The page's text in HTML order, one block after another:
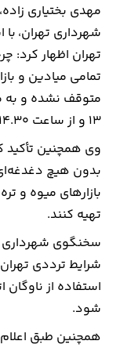
اقتصاد
ایران
ارتباطات
خودرو
عمومی
نوتیف
مهدی بختیاری
شهرداری تهران، با
تهران اظهار کرد:
تمامی میادین و
۱۳ و از ساعت ۱۴.۳۰ تا ۱۹ این مراکز فعال هستند.
وی همچنین تأکید
بدون هیچ
بازارهای میوه و
تهیه کنند.
سخنگوی شهرداری
شرایط ترددی
استفاده از
شود.
همچنین طبق